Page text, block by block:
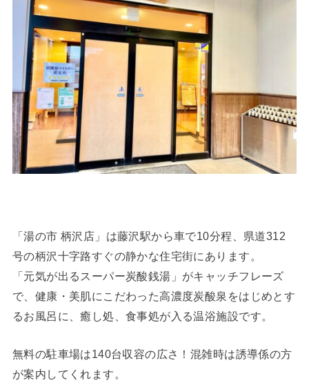
「湯の市 柄沢店」は藤沢駅から車で10分程、県道312
号の柄沢十字路すぐの静かな住宅街にあります。
「元気が出るスーパー炭酸銭湯」がキャッチフレーズ
で、健康・美肌にこだわった高濃度炭酸泉をはじめとす
るお風呂に、癒し処、食事処が入る温浴施設です。
無料の駐車場は140台収容の広さ！混雑時は誘導係の方
が案内してくれます。